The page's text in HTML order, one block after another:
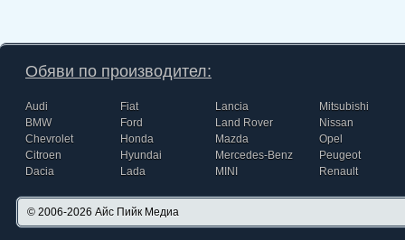
Обяви по производител:
Audi
BMW
Chevrolet
Citroen
Dacia
Fiat
Ford
Honda
Hyundai
Lada
Lancia
Land Rover
Mazda
Mercedes-Benz
MINI
Mitsubishi
Nissan
Opel
Peugeot
Renault
© 2006-2026 Айс Пийк Медиа